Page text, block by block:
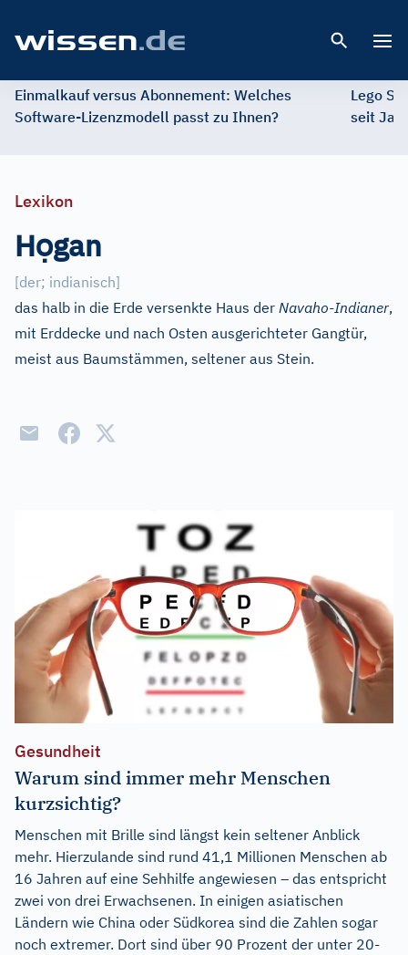
Einmalkauf versus Abonnement: Welches
Software-Lizenzmodell passt zu Ihnen?
Lego
seit
Lexikon
Họgan
[der; indianisch]
das halb in die Erde versenkte Haus der Navaho-Indianer,
mit Erddecke und nach Osten ausgerichteter Gangtür,
meist aus Baumstämmen, seltener aus Stein.
Gesundheit
Warum sind immer mehr Menschen
kurzsichtig?
Menschen mit Brille sind längst kein seltener Anblick
mehr. Hierzulande sind rund 41,1 Millionen Menschen ab
16 Jahren auf eine Sehhilfe angewiesen – das entspricht
zwei von drei Erwachsenen. In einigen asiatischen
Ländern wie China oder Südkorea sind die Zahlen sogar
noch extremer. Dort sind über 90 Prozent der unter 20-